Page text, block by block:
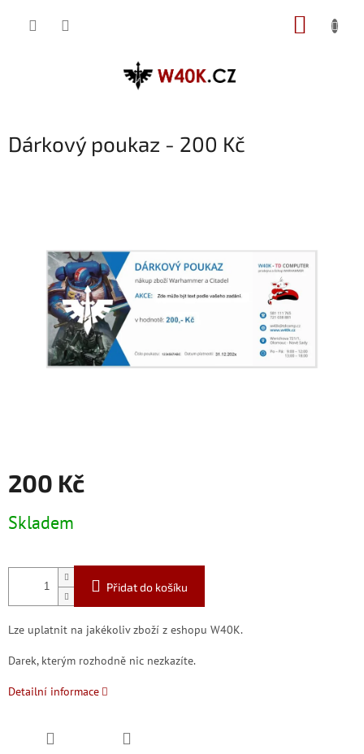
Dárkový poukaz - 200 Kč
200 Kč
cena:
Skladem
Přidat do košíku
Lze uplatnit na jakékoliv zboží z eshopu W40K.
Darek, kterým rozhodně nic nezkazíte.
Detailní informace